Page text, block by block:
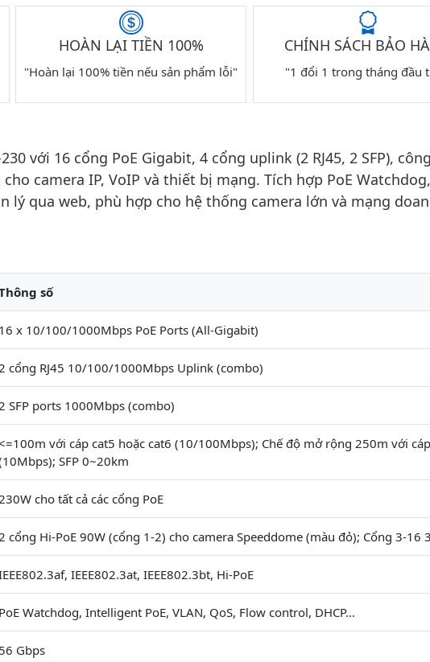
HOÀN LẠI TIỀN 100%
"Hoàn lại 100% tiền nếu sản phẩm lỗi"
CHÍNH SÁCH BẢO
"1 đổi 1 trong tháng đầu
với 16 cổng PoE Gigabit, 4 cổng uplink (2 RJ45, 2 SFP),
camera IP, VoIP và thiết bị mạng. Tích hợp PoE
lý qua web, phù hợp cho hệ thống camera lớn và mạng
số
16 x 10/100/1000Mbps PoE Ports (All-Gigabit)
cổng RJ45 10/100/1000Mbps Uplink (combo)
SFP ports 1000Mbps (combo)
với cáp cat5 hoặc cat6 (10/100Mbps); Chế độ mở rộng 250m với
SFP 0~20km
cho tất cả các cổng PoE
cổng Hi-PoE 90W (cổng 1-2) cho camera Speeddome (màu đỏ); Cổng 3-16
IEEE802.3at, IEEE802.3bt, Hi-PoE
PoE Watchdog, Intelligent PoE, VLAN, QoS, Flow control, DHCP...
56 Gbps